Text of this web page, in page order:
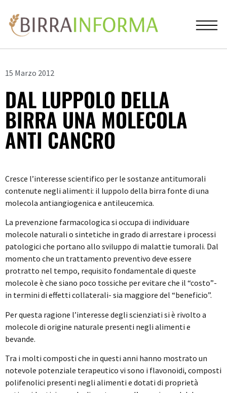
15 Marzo 2012
DAL LUPPOLO DELLA
BIRRA UNA MOLECOLA
ANTI CANCRO
Cresce l’interesse scientifico per le sostanze antitumorali
contenute negli alimenti: il luppolo della birra fonte di una
molecola antiangiogenica e antileucemica.
La prevenzione farmacologica si occupa di individuare
molecole naturali o sintetiche in grado di arrestare i processi
patologici che portano allo sviluppo di malattie tumorali. Dal
momento che un trattamento preventivo deve essere
protratto nel tempo, requisito fondamentale di queste
molecole è che siano poco tossiche per evitare che il “costo”-
in termini di effetti collaterali- sia maggiore del “beneficio”.
Per questa ragione l’interesse degli scienziati si è rivolto a
molecole di origine naturale presenti negli alimenti e
bevande.
Tra i molti composti che in questi anni hanno mostrato un
notevole potenziale terapeutico vi sono i flavonoidi, composti
polifenolici presenti negli alimenti e dotati di proprietà